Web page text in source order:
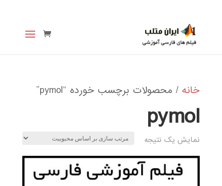
خانه / محصولات برچسب خورده “pymol”
pymol
نمایش یک نتیجه